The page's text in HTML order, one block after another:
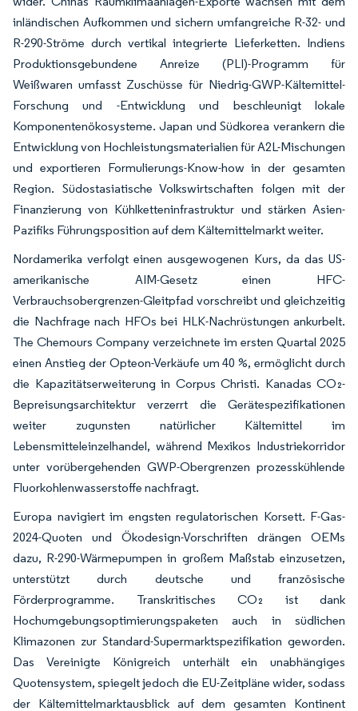
inländischen Aufkommen und sichern umfangreiche R-32- und
R-290-Ströme durch vertikal integrierte Lieferketten. Indiens
Produktionsgebundene Anreize (PLI)-Programm für
Weißwaren umfasst Zuschüsse für Niedrig-GWP-Kältemittel-
Forschung und -Entwicklung und beschleunigt lokale
Komponentenökosysteme. Japan und Südkorea verankern die
Entwicklung von Hochleistungsmaterialien für A2L-Mischungen
und exportieren Formulierungs-Know-how in der gesamten
Region. Südostasiatische Volkswirtschaften folgen mit der
Finanzierung von Kühlketteninfrastruktur und stärken Asien-
Pazifiks Führungsposition auf dem Kältemittelmarkt weiter.
Nordamerika verfolgt einen ausgewogenen Kurs, da das US-
amerikanische AIM-Gesetz einen HFC-
Verbrauchsobergrenzen-Gleitpfad vorschreibt und gleichzeitig
die Nachfrage nach HFOs bei HLK-Nachrüstungen ankurbelt.
The Chemours Company verzeichnete im ersten Quartal 2025
einen Anstieg der Opteon-Verkäufe um 40 %, ermöglicht durch
die Kapazitätserweiterung in Corpus Christi. Kanadas CO₂-
Bepreisungsarchitektur verzerrt die Gerätespezifikationen
weiter zugunsten natürlicher Kältemittel im
Lebensmitteleinzelhandel, während Mexikos Industriekorridor
unter vorübergehenden GWP-Obergrenzen prozesskühlende
Fluorkohlenwasserstoffe nachfragt.
Europa navigiert im engsten regulatorischen Korsett. F-Gas-
2024-Quoten und Ökodesign-Vorschriften drängen OEMs
dazu, R-290-Wärmepumpen in großem Maßstab einzusetzen,
unterstützt durch deutsche und französische
Förderprogramme. Transkritisches CO₂ ist dank
Hochumgebungsoptimierungspaketen auch in südlichen
Klimazonen zur Standard-Supermarktspezifikation geworden.
Das Vereinigte Königreich unterhält ein unabhängiges
Quotensystem, spiegelt jedoch die EU-Zeitpläne wider, sodass
der Kältemittelmarktausblick auf dem gesamten Kontinent